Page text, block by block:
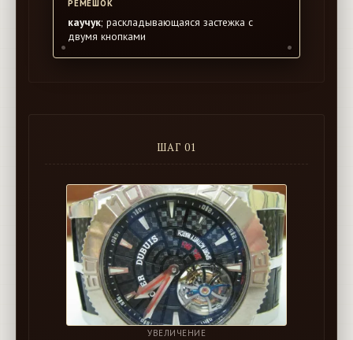
РЕМЕШОК
каучук; раскладывающаяся застежка с
двумя кнопками
ШАГ 01
УВЕЛИЧЕНИЕ